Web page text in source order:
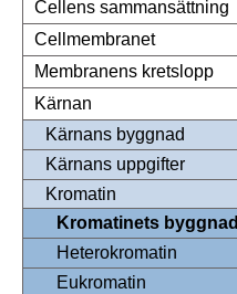
Cellens sammansättning
Cellmembranet
Membranens kretslopp
Kärnan
Kärnans byggnad
Kärnans uppgifter
Kromatin
Kromatinets byggnad
Heterokromatin
Eukromatin